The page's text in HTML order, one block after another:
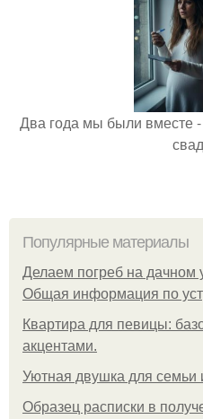
Два года мы были вместе
Популярные материалы
Делаем погреб на дачном
Общая информация по
Квартира для певицы:
акцентами.
Уютная двушка для семьи
Образец расписки в